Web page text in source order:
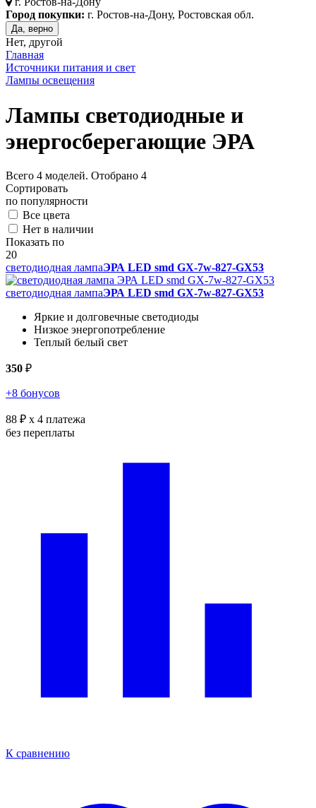
Город покупки: г. Ростов-на-Дону, Ростовская обл.
Да, верно
Нет, другой
Главная
Источники питания и свет
Лампы освещения
Лампы светодиодные и
энергосберегающие ЭРА
Всего 4 моделей. Отобрано 4
Сортировать
по популярности
Все цвета
Нет в наличии
Показать по
20
светодиодная лампаЭРА LED smd GX-7w-827-GX53
светодиодная лампаЭРА LED smd GX-7w-827-GX53
Яркие и долговечные светодиоды
Низкое энергопотребление
Теплый белый свет
350 ₽
+8 бонусов
88 ₽ x 4 платежа
без переплаты
К сравнению